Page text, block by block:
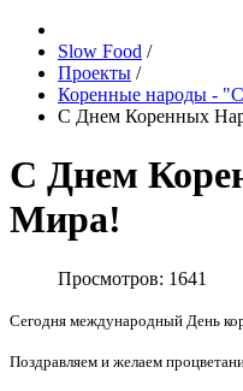
Slow Food /
Проекты /
Коренные народы -
С Днем Коренных
С Днем
Мира!
Просмотров: 1641
Сегодня международный День
Поздравляем и желаем